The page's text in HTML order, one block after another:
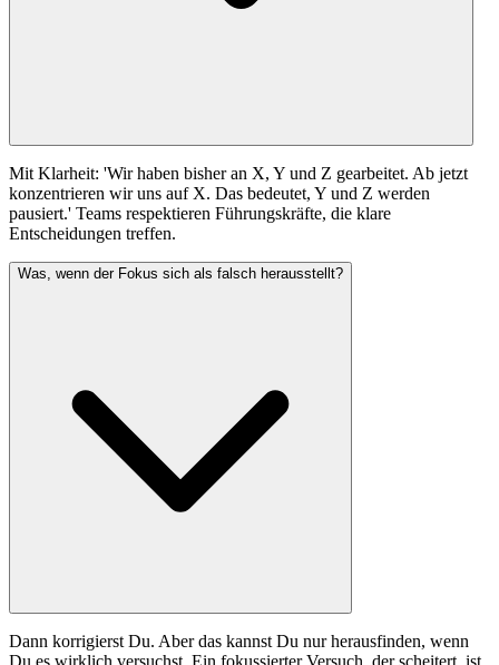
Mit Klarheit: 'Wir haben bisher an X, Y und Z gearbeitet. Ab jetzt
konzentrieren wir uns auf X. Das bedeutet, Y und Z werden
pausiert.' Teams respektieren Führungskräfte, die klare
Entscheidungen treffen.
Was, wenn der Fokus sich als falsch herausstellt?
Dann korrigierst Du. Aber das kannst Du nur herausfinden, wenn